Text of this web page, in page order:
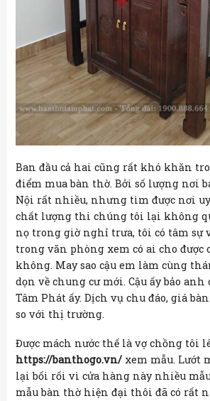
Ban đầu cả hai cũng rất khó khăn
điểm mua bàn thờ. Bởi số lượng nơi
Nội rất nhiều, nhưng tìm được nơi
chất lượng thi chúng tôi lại không
nọ trong giờ nghỉ trưa, tôi có tâm sự
trong văn phòng xem có ai cho được
không. May sao cậu em làm cùng
dọn về chung cư mới. Cậu ấy bảo
Tâm Phát ấy. Dịch vụ chu đáo, giá
so với thị trường.
Được mách nước thế là vợ chồng tôi
https://banthogo.vn/ xem mẫu. Lướt
lại bối rối vì cửa hàng này nhiều
mẫu bàn thờ hiện đại thôi đã có rất